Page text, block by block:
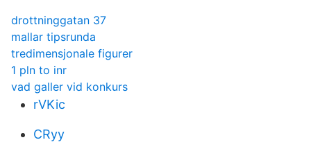
drottninggatan 37
mallar tipsrunda
tredimensjonale figurer
1 pln to inr
vad galler vid konkurs
rVKic
CRyy